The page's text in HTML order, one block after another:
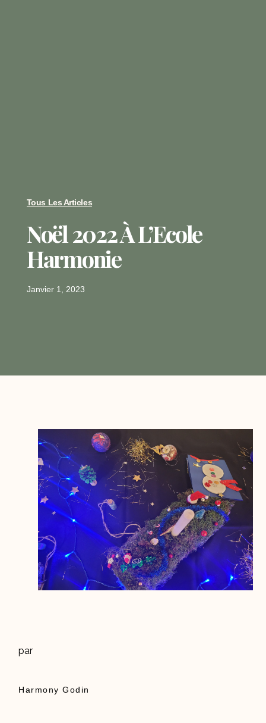
Tous Les Articles
Noël 2022 À L’Ecole
Harmonie
Janvier 1, 2023
par
Harmony Godin